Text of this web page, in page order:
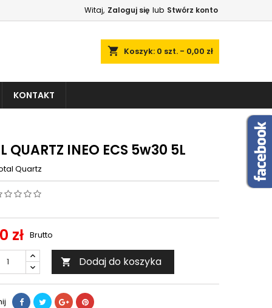
Witaj, Zaloguj się lub Stwórz konto
shopping_cart Koszyk: 0 szt. - 0,00 zł
KONTAKT
QUARTZ INEO ECS 5w30 5L
Quartz
zł Brutto
 Dodaj do koszyka